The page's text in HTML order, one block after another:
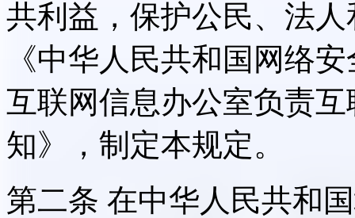
共利益，保护公民、法
《中华人民共和国网络
互联网信息办公室负责
知》，制定本规定。
第二条 在中华人民共和